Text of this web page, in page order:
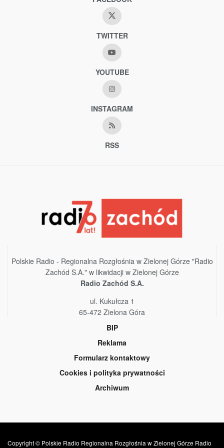
TWITTER
YOUTUBE
INSTAGRAM
RSS
Polskie Radio - Regionalna Rozgłośnia w Zielonej Górze "Radio
Zachód S.A." w likwidacji w Zielonej Górze
Radio Zachód S.A.
ul. Kukułcza 1
65-472 Zielona Góra
BIP
Reklama
Formularz kontaktowy
Cookies i polityka prywatności
Archiwum
Copyright © Polskie Radio Regionalna Rozgłośnia w Zielonej Górze Radio